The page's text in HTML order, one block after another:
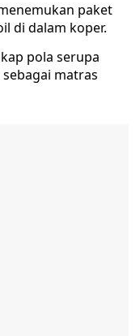
paket
di dalam koper.
pola serupa
matras